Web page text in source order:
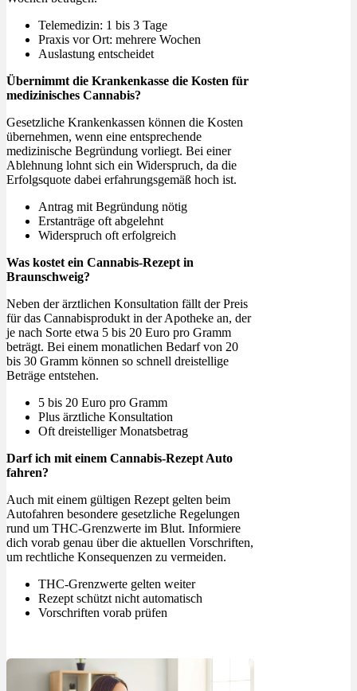
Telemedizin: 1 bis 3 Tage
Praxis vor Ort: mehrere Wochen
Auslastung entscheidet
Übernimmt die Krankenkasse die Kosten für
medizinisches Cannabis?
Gesetzliche Krankenkassen können die Kosten
übernehmen, wenn eine entsprechende
medizinische Begründung vorliegt. Bei einer
Ablehnung lohnt sich ein Widerspruch, da die
Erfolgsquote dabei erfahrungsgemäß hoch ist.
Antrag mit Begründung nötig
Erstanträge oft abgelehnt
Widerspruch oft erfolgreich
Was kostet ein Cannabis-Rezept in
Braunschweig?
Neben der ärztlichen Konsultation fällt der Preis
für das Cannabisprodukt in der Apotheke an, der
je nach Sorte etwa 5 bis 20 Euro pro Gramm
beträgt. Bei einem monatlichen Bedarf von 20
bis 30 Gramm können so schnell dreistellige
Beträge entstehen.
5 bis 20 Euro pro Gramm
Plus ärztliche Konsultation
Oft dreistelliger Monatsbetrag
Darf ich mit einem Cannabis-Rezept Auto
fahren?
Auch mit einem gültigen Rezept gelten beim
Autofahren besondere gesetzliche Regelungen
rund um THC-Grenzwerte im Blut. Informiere
dich vorab genau über die aktuellen Vorschriften,
um rechtliche Konsequenzen zu vermeiden.
THC-Grenzwerte gelten weiter
Rezept schützt nicht automatisch
Vorschriften vorab prüfen